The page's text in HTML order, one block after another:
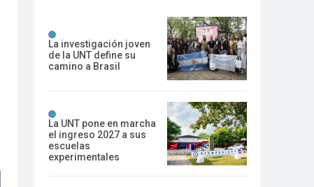
La investigación joven
de la UNT define su
camino a Brasil
La UNT pone en marcha
el ingreso 2027 a sus
escuelas
experimentales